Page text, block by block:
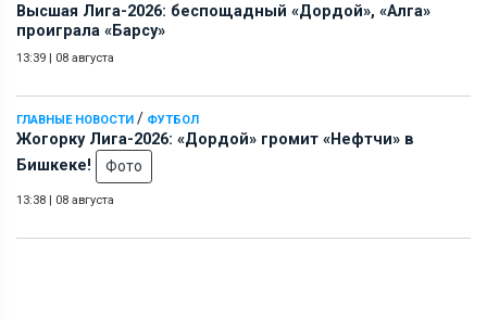
Высшая Лига-2026: беспощадный «Дордой», «Алга»
проиграла «Барсу»
13:39 | 08 августа
ГЛАВНЫЕ НОВОСТИ / ФУТБОЛ
Жогорку Лига-2026: «Дордой» громит «Нефтчи» в
Бишкеке!
Фото
13:38 | 08 августа